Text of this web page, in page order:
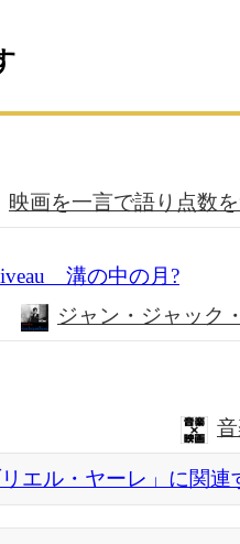
映画を一言で語り点数
溝の中の月?
ジャン・ジャック
リエル・ヤーレ」に関